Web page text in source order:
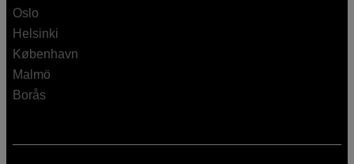
Oslo
Helsinki
København
Malmö
Borås